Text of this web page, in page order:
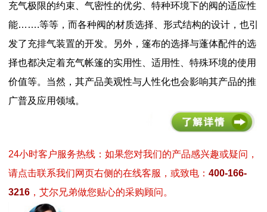
充气极限的约束、气密性的优劣、特种环境下的阀的适应性
能…….等等，而各种阀的材质选择、形式结构的设计，也引
发了充排气装置的开发。另外，篷布的选择与蓬体配件的选
择也都决定着充气帐篷的实用性、适用性、特殊环境的使用
价值等。当然，其产品美观性与人性化也会影响其产品的推
广普及应用领域。
24小时客户服务热线：如果您对我们的产品感兴趣或疑问，
请点击联系我们网页右侧的在线客服，或致电： 400-166-
3216 ，艾尔兄弟做您贴心的采购顾问。